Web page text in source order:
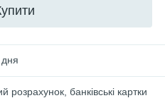
розрахунок, банківські картки